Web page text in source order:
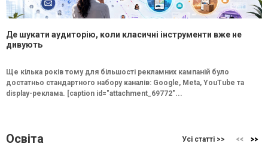
Де шукати аудиторію, коли класичні інструменти вже не
дивують
Ще кілька років тому для більшості рекламних кампаній було
достатньо стандартного набору каналів: Google, Meta, YouTube та
display-реклама. [caption id="attachment_69772"...
Освіта Усі статті >>